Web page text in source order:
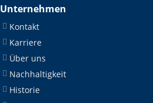
Unternehmen
Kontakt
Karriere
Über uns
Nachhaltigkeit
Historie